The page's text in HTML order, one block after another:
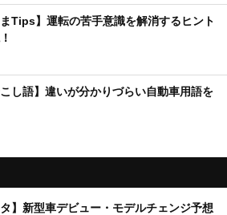
まTips】運転の苦手意識を解消するヒント
こし語】違いが分かりづらい自動車用語を
タ】新型車デビュー・モデルチェンジ予想